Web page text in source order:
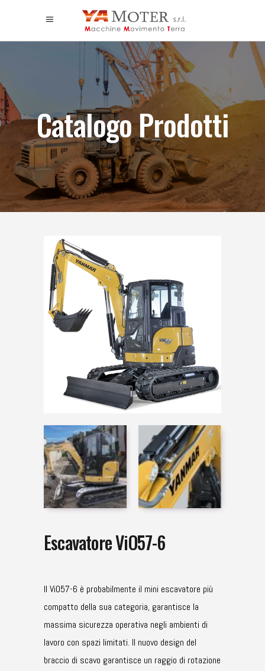
Catalogo Prodotti
Escavatore ViO57-6
Il ViO57-6 è probabilmente il mini escavatore più
compatto della sua categoria, garantisce la
massima sicurezza operativa negli ambienti di
lavoro con spazi limitati. Il nuovo design del
braccio di scavo garantisce un raggio di rotazione